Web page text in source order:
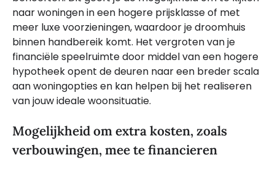
naar woningen in een hogere prijsklasse of met
meer luxe voorzieningen, waardoor je droomhuis
binnen handbereik komt. Het vergroten van je
financiële speelruimte door middel van een hogere
hypotheek opent de deuren naar een breder scala
aan woningopties en kan helpen bij het realiseren
van jouw ideale woonsituatie.
Mogelijkheid om extra kosten, zoals
verbouwingen, mee te financieren